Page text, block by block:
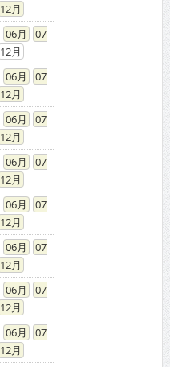
12
06
07
12
06
07
12
06
07
12
06
07
12
06
07
12
06
07
12
06
07
12
06
07
12